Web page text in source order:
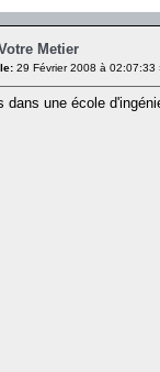
Metier
29 Février 2008 à 02:07:33
dans une école